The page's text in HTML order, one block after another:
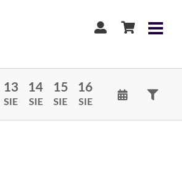
13
SIE
14
SIE
15
SIE
16
SIE